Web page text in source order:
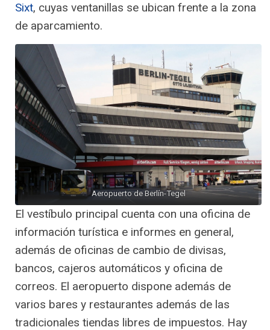
Sixt, cuyas ventanillas se ubican frente a la zona
de aparcamiento.
Aeropuerto de Berlín-Tegel
El vestíbulo principal cuenta con una oficina de
información turística e informes en general,
además de oficinas de cambio de divisas,
bancos, cajeros automáticos y oficina de
correos. El aeropuerto dispone además de
varios bares y restaurantes además de las
tradicionales tiendas libres de impuestos. Hay